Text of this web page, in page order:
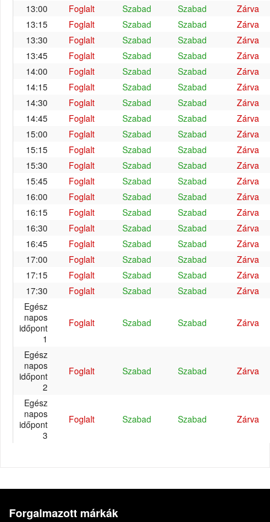
13:00
Foglalt Szabad Szabad
Zárva
13:15
Foglalt Szabad Szabad
Zárva
13:30
Foglalt Szabad Szabad
Zárva
13:45
Foglalt Szabad Szabad
Zárva
14:00
Foglalt Szabad Szabad
Zárva
14:15
Foglalt Szabad Szabad
Zárva
14:30
Foglalt Szabad Szabad
Zárva
14:45
Foglalt Szabad Szabad
Zárva
15:00
Foglalt Szabad Szabad
Zárva
15:15
Foglalt Szabad Szabad
Zárva
15:30
Foglalt Szabad Szabad
Zárva
15:45
Foglalt Szabad Szabad
Zárva
16:00
Foglalt Szabad Szabad
Zárva
16:15
Foglalt Szabad Szabad
Zárva
16:30
Foglalt Szabad Szabad
Zárva
16:45
Foglalt Szabad Szabad
Zárva
17:00
Foglalt Szabad Szabad
Zárva
17:15
Foglalt Szabad Szabad
Zárva
17:30
Foglalt Szabad Szabad
Zárva
Egész
napos
időpont
1
Foglalt Szabad Szabad Zárva
Egész
napos
időpont
2
Foglalt Szabad Szabad Zárva
Egész
napos
időpont
3
Foglalt Szabad Szabad Zárva
Forgalmazott márkák